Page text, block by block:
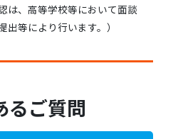
、高等学校等において面談
等により行います。）
るご質問